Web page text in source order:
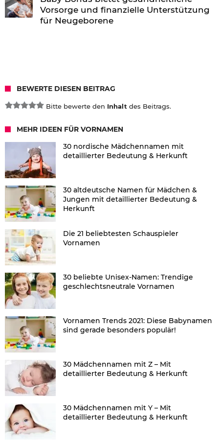
Vorsorge und finanzielle Unterstützung
für Neugeborene
BEWERTE DIESEN BEITRAG
Bitte bewerte den Inhalt des Beitrags.
MEHR IDEEN FÜR VORNAMEN
30 nordische Mädchennamen mit
detaillierter Bedeutung & Herkunft
30 altdeutsche Namen für Mädchen &
Jungen mit detaillierter Bedeutung &
Herkunft
Die 21 beliebtesten Schauspieler
Vornamen
30 beliebte Unisex-Namen: Trendige
geschlechtsneutrale Vornamen
Vornamen Trends 2021: Diese Babynamen
sind gerade besonders populär!
30 Mädchennamen mit Z – Mit
detaillierter Bedeutung & Herkunft
30 Mädchennamen mit Y – Mit
detaillierter Bedeutung & Herkunft